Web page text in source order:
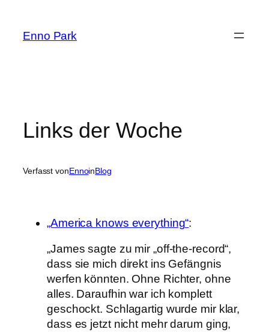
springen
Enno Park
Links der Woche
Verfasst vonEnnoinBlog
„America knows everything“:
„James sagte zu mir „off-the-record“,
dass sie mich direkt ins Gefängnis
werfen könnten. Ohne Richter, ohne
alles. Daraufhin war ich komplett
geschockt. Schlagartig wurde mir klar,
dass es jetzt nicht mehr darum ging,